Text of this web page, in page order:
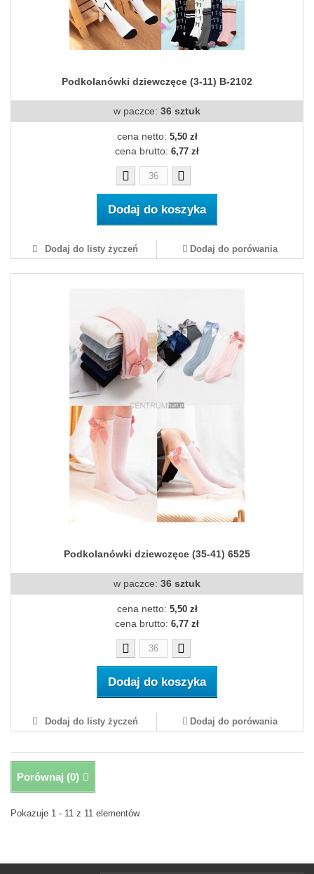
Podkolanówki dziewczęce (3-11) B-2102
w paczce: 36 sztuk
cena netto: 5,50 zł
cena brutto: 6,77 zł
Dodaj do koszyka
Dodaj do listy życzeń Dodaj do porówania
Podkolanówki dziewczęce (35-41) 6525
w paczce: 36 sztuk
cena netto: 5,50 zł
cena brutto: 6,77 zł
Dodaj do koszyka
Dodaj do listy życzeń Dodaj do porówania
Porównaj (0)
Pokazuje 1 - 11 z 11 elementów